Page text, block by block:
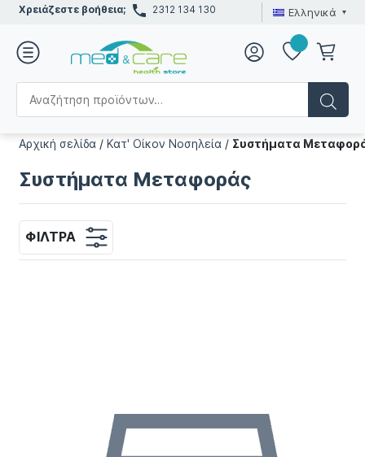
Χρειάζεστε βοήθεια; 2312 134 130 Ελληνικά
Αρχική σελίδα /Κατ' Οίκον Νοσηλεία / Συστήματα
Συστήματα Μεταφοράς
ΦΊΛΤΡΑ